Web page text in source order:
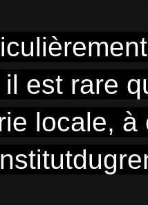
est rare
locale, à